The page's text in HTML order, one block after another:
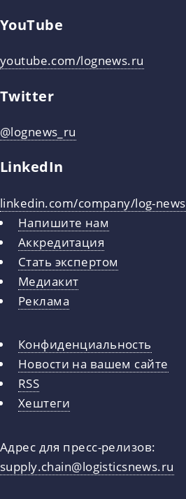
YouTube
youtube.com/lognews.ru
Twitter
@lognews_ru
LinkedIn
linkedin.com/company/log-news
Напишите нам
Аккредитация
Стать экспертом
Медиакит
Реклама
Конфиденциальность
Новости на вашем сайте
RSS
Хештеги
Адрес для пресс-релизов:
supply.chain@logisticsnews.ru